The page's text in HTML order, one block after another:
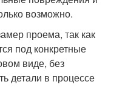
возможно.
проема, так как
под конкретные
виде, без
детали в процессе